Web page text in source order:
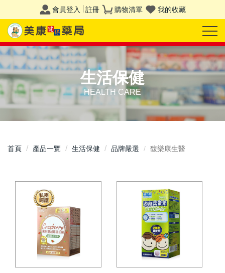
會員登入 註冊 購物清單 我的收藏
生活保健
HEALTH CARE
首頁 產品一覽 生活保健 品牌嚴選 馥樂康生醫